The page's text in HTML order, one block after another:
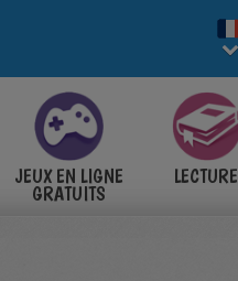
JEUX EN LIGNE
GRATUITS
LECTURE